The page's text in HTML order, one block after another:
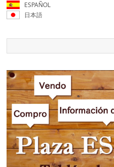
ESPAÑOL
日本語